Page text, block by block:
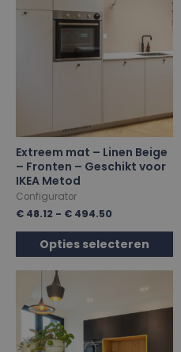
Extreem mat – Linen Beige
– Fronten – Geschikt voor
IKEA Metod
Configurator
€ 48.12 - € 494.50
Opties selecteren